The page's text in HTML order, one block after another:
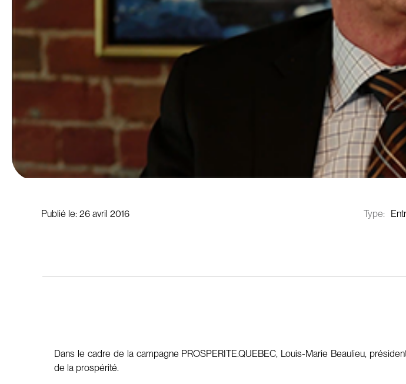
Publié le: 26 avril 2016 Type:
Dans le cadre de la campagne PROSPERITE.QUEBEC, Louis-Marie Beaulieu,
de la prospérité.